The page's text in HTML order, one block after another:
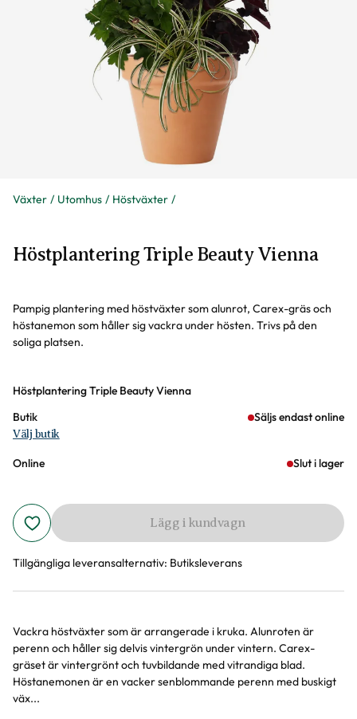
Växter Utomhus Höstväxter
Höstplantering Triple Beauty Vienna
Pampig plantering med höstväxter som alunrot, Carex-gräs och
höstanemon som håller sig vackra under hösten. Trivs på den
soliga platsen.
Varianter
Höstplantering Triple Beauty Vienna
Butik
Säljs endast online
Välj butik
Online Slut i lager
Lägg i kundvagn
Tillgängliga leveransalternativ: Butiksleverans
Produktinformation
Vackra höstväxter som är arrangerade i kruka. Alunroten är
perenn och håller sig delvis vintergrön under vintern. Carex-
gräset är vintergrönt och tuvbildande med vitrandiga blad.
Höstanemonen är en vacker senblommande perenn med buskigt
väx...